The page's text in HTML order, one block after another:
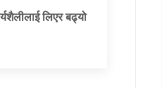
लिएर बढ्यो